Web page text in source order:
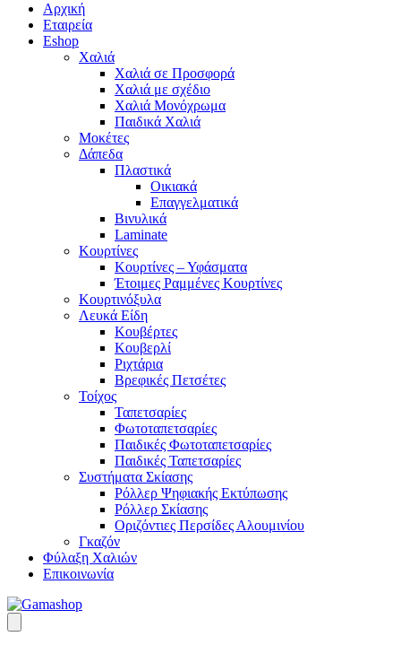
Αρχική
Εταιρεία
Eshop
Χαλιά
Χαλιά σε Προσφορά
Χαλιά με σχέδιο
Χαλιά Μονόχρωμα
Παιδικά Χαλιά
Μοκέτες
Δάπεδα
Πλαστικά
Οικιακά
Επαγγελματικά
Βινυλικά
Laminate
Κουρτίνες
Κουρτίνες – Υφάσματα
Έτοιμες Ραμμένες Κουρτίνες
Κουρτινόξυλα
Λευκά Είδη
Κουβέρτες
Κουβερλί
Ριχτάρια
Βρεφικές Πετσέτες
Τοίχος
Ταπετσαρίες
Φωτοταπετσαρίες
Παιδικές Φωτοταπετσαρίες
Παιδικές Ταπετσαρίες
Συστήματα Σκίασης
Ρόλλερ Ψηφιακής Εκτύπωσης
Ρόλλερ Σκίασης
Οριζόντιες Περσίδες Αλουμινίου
Γκαζόν
Φύλαξη Χαλιών
Επικοινωνία